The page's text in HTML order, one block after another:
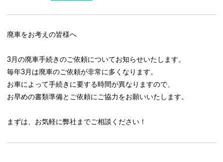
廃車をお考えの皆様へ
3月の廃車手続きのご依頼についてお知らせいたします。
毎年3月は廃車のご依頼が非常に多くなります。
お車によって手続きに要する時間が異なりますので、
お早めの書類準備とご依頼にご協力をお願いいたします。
まずは、お気軽に弊社までご相談ください！